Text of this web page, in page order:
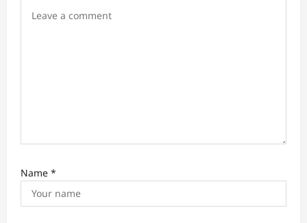
Name *